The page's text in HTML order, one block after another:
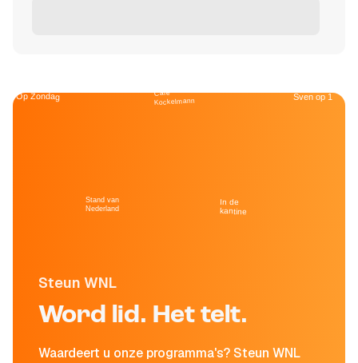
Steun WNL
Word lid. Het telt.
Waardeert u onze programma's? Steun WNL
Op Zondag
Stand van
Nederland
Café
Kockelmann
In de
kantine
Sven op 1